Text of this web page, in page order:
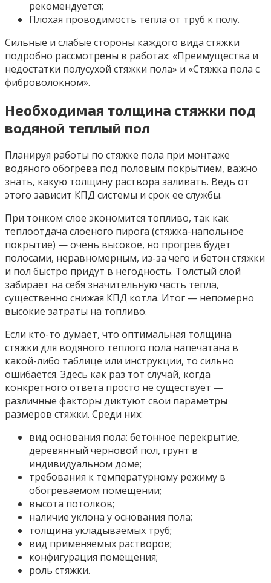
рекомендуется;
Плохая проводимость тепла от труб к полу.
Сильные и слабые стороны каждого вида стяжки
подробно рассмотрены в работах: «Преимущества и
недостатки полусухой стяжки пола» и «Стяжка пола с
фиброволокном».
Необходимая толщина стяжки под
водяной теплый пол
Планируя работы по стяжке пола при монтаже
водяного обогрева под половым покрытием, важно
знать, какую толщину раствора заливать. Ведь от
этого зависит КПД системы и срок ее службы.
При тонком слое экономится топливо, так как
теплоотдача слоеного пирога (стяжка-напольное
покрытие) — очень высокое, но прогрев будет
полосами, неравномерным, из-за чего и бетон стяжки
и пол быстро придут в негодность. Толстый слой
забирает на себя значительную часть тепла,
существенно снижая КПД котла. Итог — непомерно
высокие затраты на топливо.
Если кто-то думает, что оптимальная толщина
стяжки для водяного теплого пола напечатана в
какой-либо таблице или инструкции, то сильно
ошибается. Здесь как раз тот случай, когда
конкретного ответа просто не существует —
различные факторы диктуют свои параметры
размеров стяжки. Среди них:
вид основания пола: бетонное перекрытие,
деревянный черновой пол, грунт в
индивидуальном доме;
требования к температурному режиму в
обогреваемом помещении;
высота потолков;
наличие уклона у основания пола;
толщина укладываемых труб;
вид применяемых растворов;
конфигурация помещения;
роль стяжки.